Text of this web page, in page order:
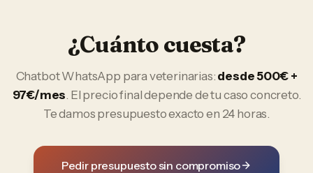
¿Cuánto cuesta?
Chatbot WhatsApp paraveterinarias: desde 500€ +
97€/mes. El precio final depende de tu caso concreto.
Te damos presupuesto exacto en 24 horas.
Pedir presupuesto sin compromiso